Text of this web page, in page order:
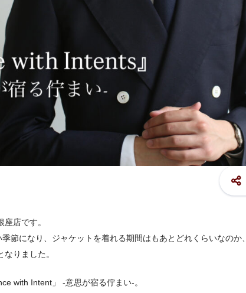
店です。
節になり、ジャケットを着れる期間はもあとどれくらいなのか、
りました。
with Intent」 -意思が宿る佇まい-。